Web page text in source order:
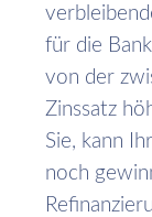
für die
von der
Zinssatz
Sie, kann
noch